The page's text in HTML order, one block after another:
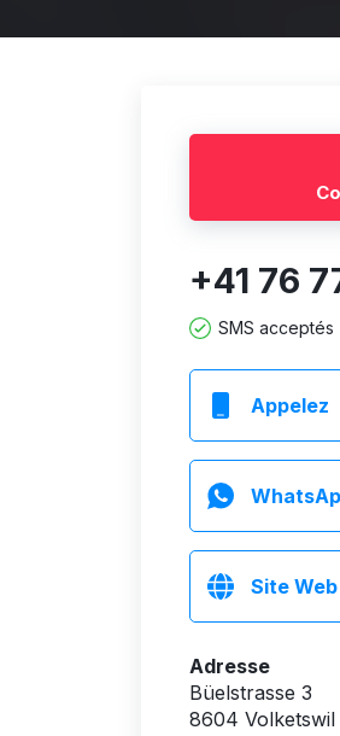
+41 76
SMS acceptés
Appelez
Site Web
Adresse
Büelstrasse 3
8604 Volketswil